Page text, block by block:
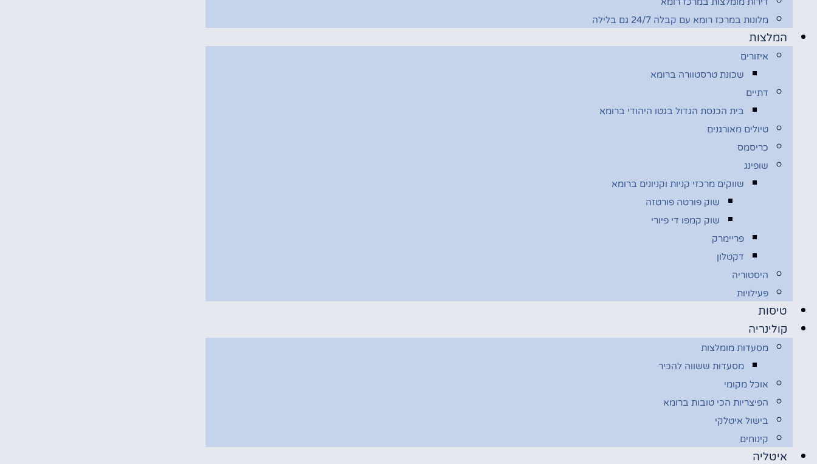
מלונות במרכז רומא עם קבלה 24/7 גם בלילה
המלצות
איזורים
שכונת טרסטוורה ברומא
דתיים
בית הכנסת הגדול בגטו היהודי ברומא
טיולים מאורגנים
כריסמס
שופינג
שווקים מרכזי קניות וקניונים ברומא
שוק פורטה פורטזה
שוק קמפו די פיורי
פריימרק
דקטלון
היסטוריה
פעילויות
טיסות
קולינריה
מסעדות מומלצות
מסעדות ששווה להכיר
אוכל מקומי
הפיצריות הכי טובות ברומא
בישול איטלקי
קינוחים
איטליה